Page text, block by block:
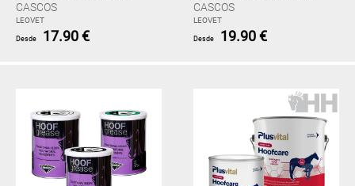
CASCOS
LEOVET
Desde 17.90 €
CASCOS
LEOVET
Desde 19.90 €